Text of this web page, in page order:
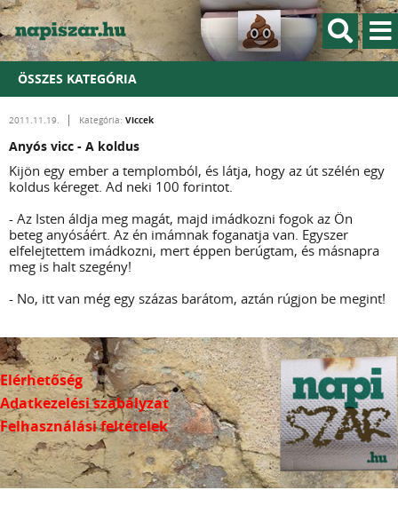
ÖSSZES KATEGÓRIA
2011.11.19. Kategória: Viccek
Anyós vicc - A koldus
Kijön egy ember a templomból, és látja, hogy az út szélén egy
koldus kéreget. Ad neki 100 forintot.
- Az Isten áldja meg magát, majd imádkozni fogok az Ön
beteg anyósáért. Az én imámnak foganatja van. Egyszer
elfelejtettem imádkozni, mert éppen berúgtam, és másnapra
meg is halt szegény!
- No, itt van még egy százas barátom, aztán rúgjon be megint!
Elérhetőség
Adatkezelési szabályzat
Felhasználási feltételek